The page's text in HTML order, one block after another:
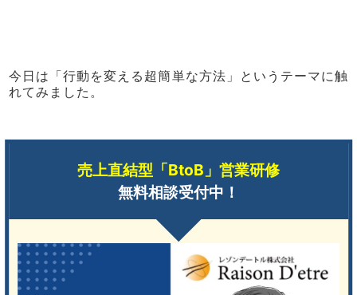
今日は「行動を変える超簡単な方法」というテーマに触
れてみました。
売上直結型「BtoB」営業研修
無料相談受付中！